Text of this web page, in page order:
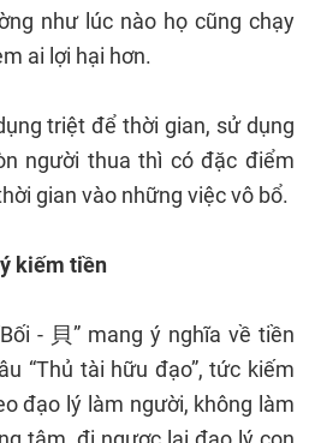
như lúc nào họ cũng chạy
ai lợi hại hơn.
triệt để thời gian, sử dụng
người thua thì có đặc điểm
gian vào những việc vô bổ.
kiếm tiền
- 貝” mang ý nghĩa về tiền
“Thủ tài hữu đạo”, tức kiếm
đạo lý làm người, không làm